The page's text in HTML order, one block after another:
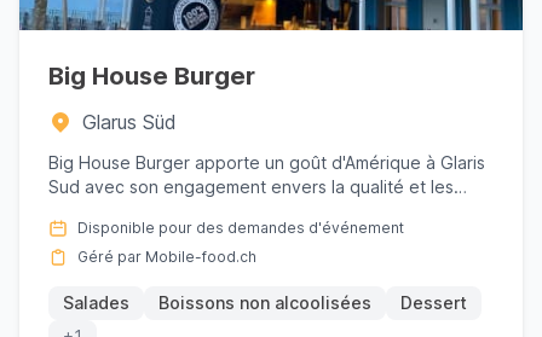
Big House Burger
Glarus Süd
Big House Burger apporte un goût d'Amérique à Glaris
Sud avec son engagement envers la qualité et les
Disponible pour des demandes d'événement
Géré par Mobile-food.ch
Salades Boissons non alcoolisées
Dessert